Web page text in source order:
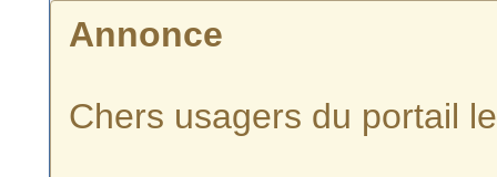
Annonce
Chers usagers du portail